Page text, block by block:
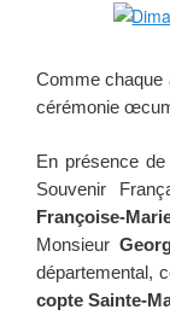
Comme chaque
cérémonie
En présence de
Souvenir
Françoise-
Monsieur
départemental,
copte Sainte-